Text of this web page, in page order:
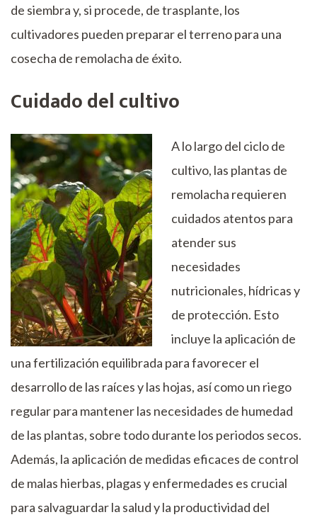
de siembra y, si procede, de trasplante, los
cultivadores pueden preparar el terreno para una
cosecha de remolacha de éxito.
Cuidado del cultivo
A lo largo del ciclo de
cultivo, las plantas de
remolacha requieren
cuidados atentos para
atender sus
necesidades
nutricionales, hídricas y
de protección. Esto
incluye la aplicación de
una fertilización equilibrada para favorecer el
desarrollo de las raíces y las hojas, así como un riego
regular para mantener las necesidades de humedad
de las plantas, sobre todo durante los periodos secos.
Además, la aplicación de medidas eficaces de control
de malas hierbas, plagas y enfermedades es crucial
para salvaguardar la salud y la productividad del